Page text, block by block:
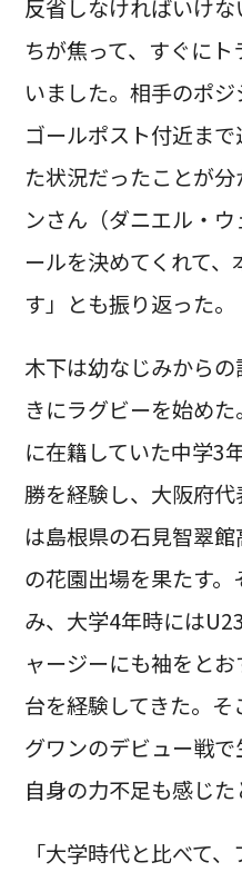
反省しなければいけ
ちが焦って、すぐに
いました。相手のポ
ゴールポスト付近ま
た状況だったことが
ンさん（ダニエル・
ールを決めてくれて
す」とも振り返った。
木下は幼なじみから
きにラグビーを始め
に在籍していた中学3
勝を経験し、大阪府
は島根県の石見智翠
の花園出場を果たす
み、大学4年時には
ャージーにも袖をと
台を経験してきた。
グワンのデビュー戦で
自身の力不足も感じた
「大学時代と比べて